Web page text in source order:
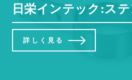
日栄インテック:ス
詳しく見る